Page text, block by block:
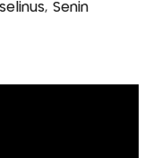
Senin